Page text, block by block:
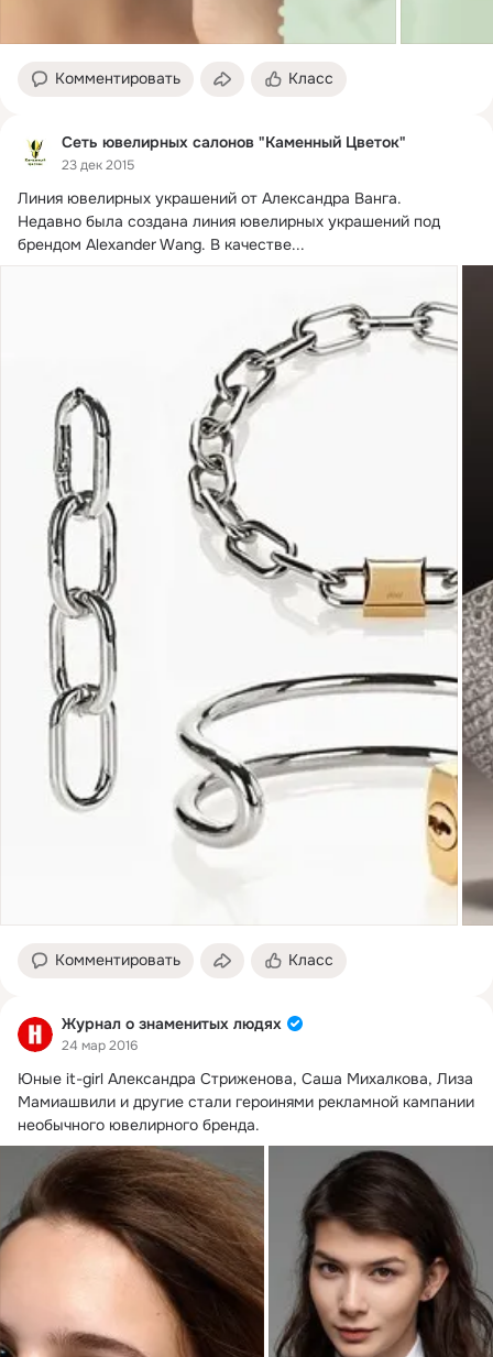
Комментировать Класс
Сеть ювелирных салонов "Каменный Цветок"
23 дек 2015
Линия ювелирных украшений от Александра Ванга.
Недавно была создана линия ювелирных украшений под
брендом Alexander Wang. В качестве...
Комментировать Класс
Журнал о знаменитых людях
24 мар 2016
Юные it-girl Александра Стриженова, Саша Михалкова, Лиза
Мамиашвили и другие стали героинями рекламной кампании
необычного ювелирного бренда.